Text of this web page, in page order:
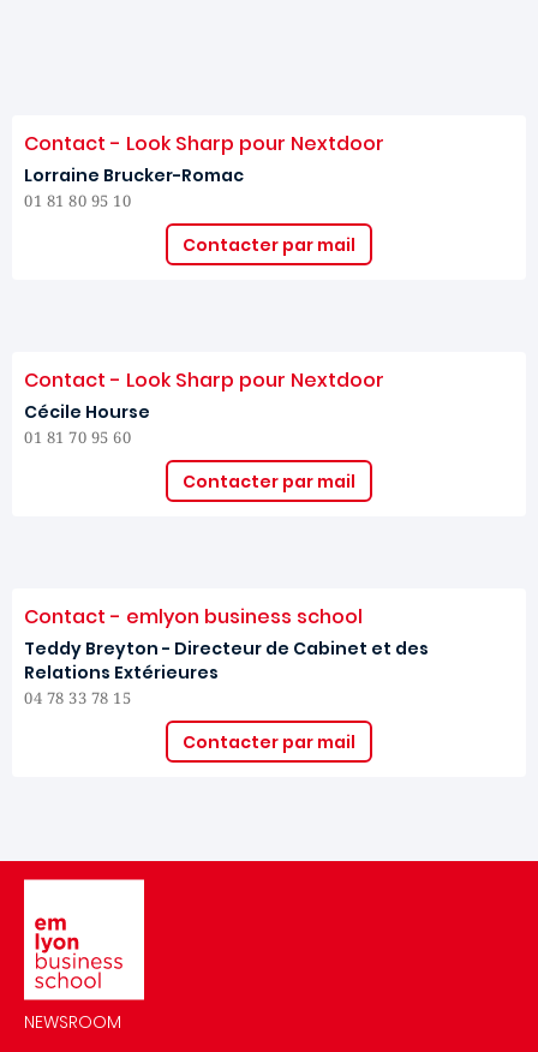
Contact - Look Sharp pour Nextdoor
Lorraine Brucker-Romac
01 81 80 95 10
Contacter par mail
Contact - Look Sharp pour Nextdoor
Cécile Hourse
01 81 70 95 60
Contacter par mail
Contact - emlyon business school
Teddy Breyton - Directeur de Cabinet et des
Relations Extérieures
04 78 33 78 15
Contacter par mail
NEWSROOM